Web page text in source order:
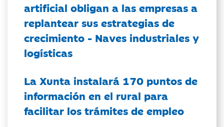
artificial obligan a las empresas a
replantear sus estrategias de
crecimiento - Naves industriales y
logísticas
La Xunta instalará 170 puntos de
información en el rural para
facilitar los trámites de empleo